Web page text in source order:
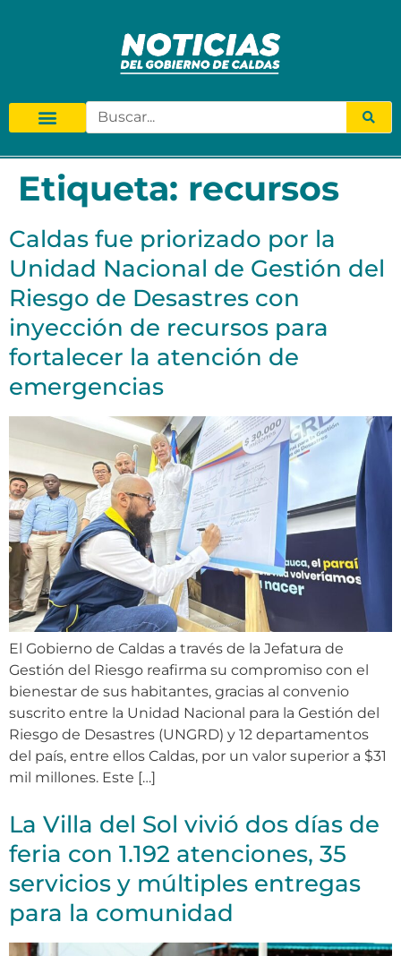
Etiqueta: recursos
Caldas fue priorizado por la
Unidad Nacional de Gestión del
Riesgo de Desastres con
inyección de recursos para
fortalecer la atención de
emergencias
El Gobierno de Caldas a través de la Jefatura de
Gestión del Riesgo reafirma su compromiso con el
bienestar de sus habitantes, gracias al convenio
suscrito entre la Unidad Nacional para la Gestión del
Riesgo de Desastres (UNGRD) y 12 departamentos
del país, entre ellos Caldas, por un valor superior a $31
mil millones. Este […]
La Villa del Sol vivió dos días de
feria con 1.192 atenciones, 35
servicios y múltiples entregas
para la comunidad